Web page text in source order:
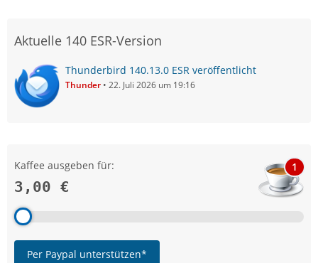
Aktuelle 140 ESR-Version
Thunderbird 140.13.0 ESR veröffentlicht
Thunder 22. Juli 2026 um 19:16
Kaffee ausgeben für:
3,00 €
1
Per Paypal unterstützen*